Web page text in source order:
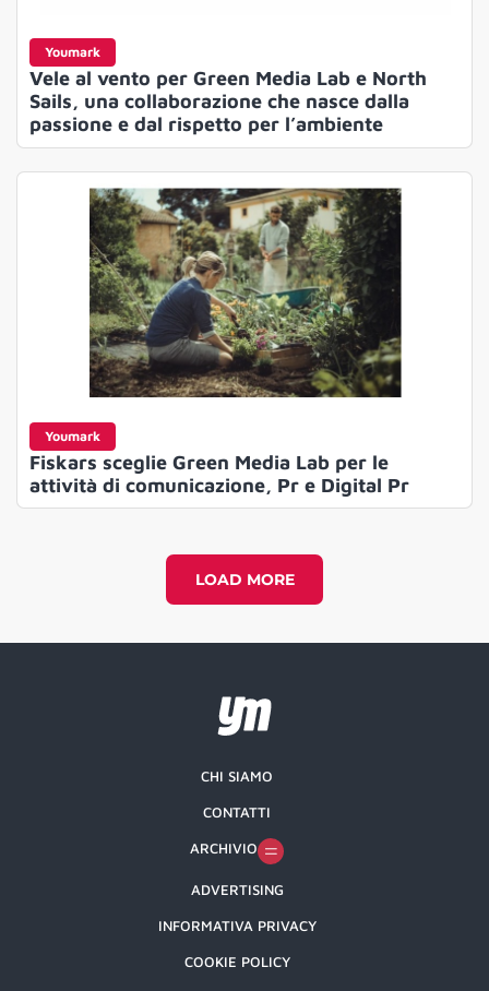
Youmark
Vele al vento per Green Media Lab e North
Sails, una collaborazione che nasce dalla
passione e dal rispetto per l’ambiente
Youmark
Fiskars sceglie Green Media Lab per le
attività di comunicazione, Pr e Digital Pr
LOAD MORE
CHI SIAMO
CONTATTI
ARCHIVIO
ADVERTISING
INFORMATIVA PRIVACY
COOKIE POLICY